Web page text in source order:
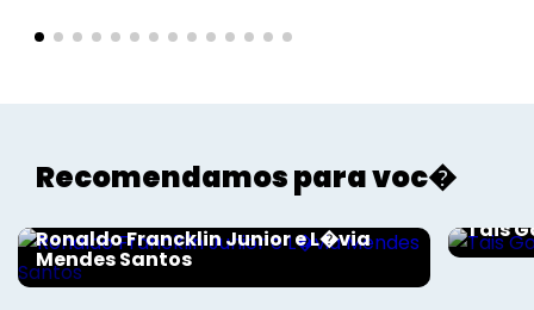
Recomendamos para voc�
Ronaldo Francklin Junior e L�via
Mendes Santos
Tais